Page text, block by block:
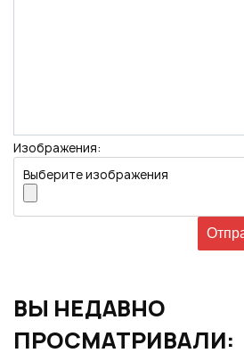
Изображения:
Выберите изображения
ВЫ НЕДАВНО
ПРОСМАТРИВАЛИ: